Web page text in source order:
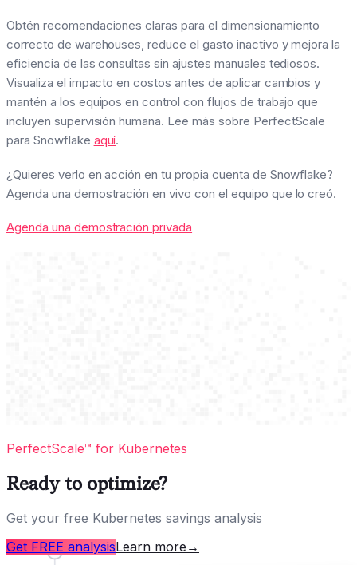
Obtén recomendaciones claras para el dimensionamiento
correcto de warehouses, reduce el gasto inactivo y mejora la
eficiencia de las consultas sin ajustes manuales tediosos.
Visualiza el impacto en costos antes de aplicar cambios y
mantén a los equipos en control con flujos de trabajo que
incluyen supervisión humana. Lee más sobre PerfectScale
para Snowflake aquí.
¿Quieres verlo en acción en tu propia cuenta de Snowflake?
Agenda una demostración en vivo con el equipo que lo creó.
Agenda una demostración privada
PerfectScale™ for Kubernetes
Ready to optimize?
Get your free Kubernetes savings analysis
Get FREE analysisLearn more →